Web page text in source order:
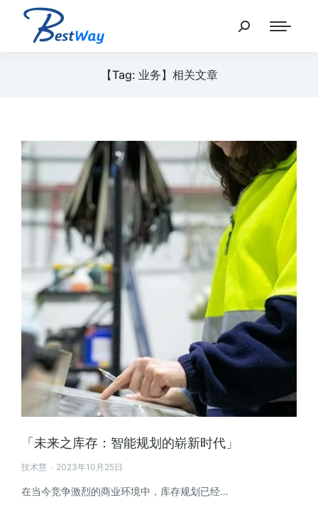
【Tag: 业务】相关文章
「未来之库存：智能规划的崭新时代」
技术慧 2023年10月25日
在当今竞争激烈的商业环境中，库存规划已经…